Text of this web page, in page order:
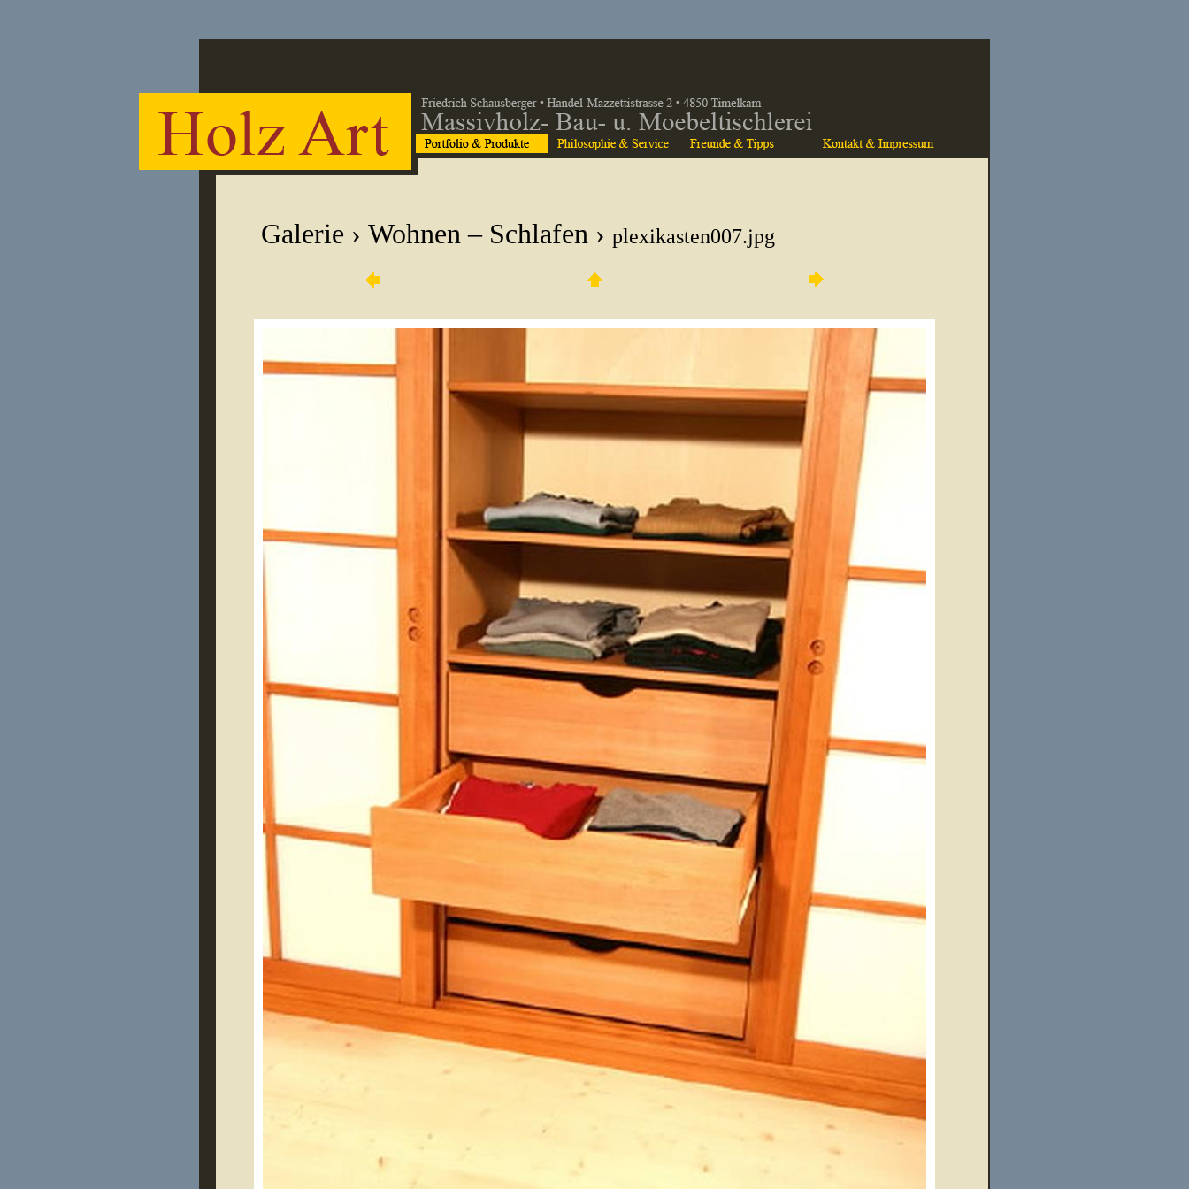
Galerie › Wohnen – Schlafen › plexikasten007.jpg